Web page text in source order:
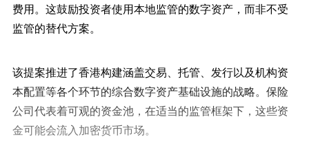
费用。这鼓励投资者使用本地监管的数字资产，而非不受
监管的替代方案。
该提案推进了香港构建涵盖交易、托管、发行以及机构资
本配置等各个环节的综合数字资产基础设施的战略。保险
公司代表着可观的资金池，在适当的监管框架下，这些资
金可能会流入加密货币市场。